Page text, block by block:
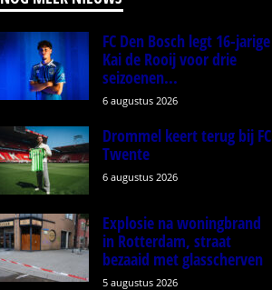
FC Den Bosch legt 16-jarige
Kai de Rooij voor drie
seizoenen...
6 augustus 2026
Drommel keert terug bij FC
Twente
6 augustus 2026
Explosie na woningbrand
in Rotterdam, straat
bezaaid met glasscherven
5 augustus 2026